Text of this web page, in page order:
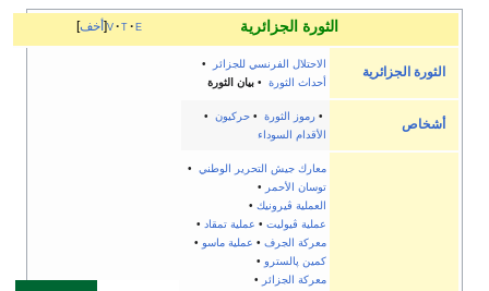
أخف v t e الثورة الجزائرية
الثورة الجزائرية
الاحتلال الفرنسي للجزائر
•
أحداث الثورة •بيان الثورة
أشخاص
•رموز الثورة •حركيون •
الأقدام السوداء
معارك جيش التحرير الوطني •
توسان الأحمر
•
العملية ڤيرونيك •
عملية ڤيوليت • عملية تمقاد •
معركة الجرف • عملية ماسو •
كمين پالسترو •
معركة الجزائر
•